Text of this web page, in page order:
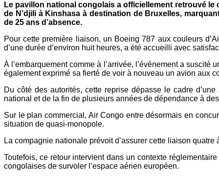
Le pavillon national congolais a officiellement retrouvé le
de N’djili à Kinshasa à destination de Bruxelles,
de 25 ans d’absence.
Pour cette première liaison, un Boeing 787 aux couleurs
d’une durée d’environ huit heures, a été accueilli avec
À l’embarquement comme à l’arrivée, l’événement a
également exprimé sa fierté de voir à nouveau un avion aux
Du côté des autorités, cette reprise dépasse le cadre
national et de la fin de plusieurs années de dépendance à
Sur le plan commercial, Air Congo entre désormais en
situation de quasi-monopole.
La compagnie nationale prévoit d’assurer cette liaison
Toutefois, ce retour intervient dans un contexte
congolaises de survoler l’espace aérien européen.